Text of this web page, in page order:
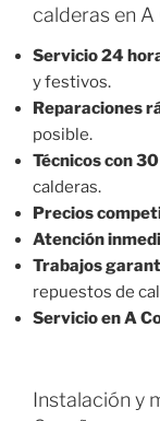
calderas en A
Servicio 24
y festivos.
Reparaciones
posible.
Técnicos con
calderas.
Precios
Atención
Trabajos
repuestos de
Servicio en A
Instalación y